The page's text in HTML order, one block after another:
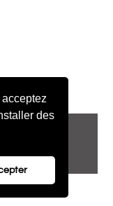
des